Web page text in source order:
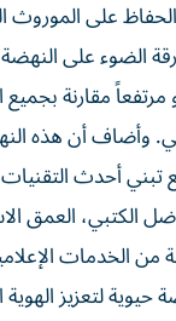
على الموروث
الضوء على النهضة
مقارنة
وأضاف أن هذه
أحدث
الكتبي، العمق
الخدمات
حيوية لتعزيز